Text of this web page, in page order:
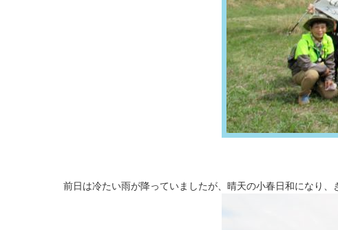
前日は冷たい雨が降っていましたが、晴天の小春日和になり